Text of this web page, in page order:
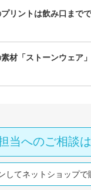
リントは飲み口まで
材「ストーンウェア
当へのご相談
してネットショップで